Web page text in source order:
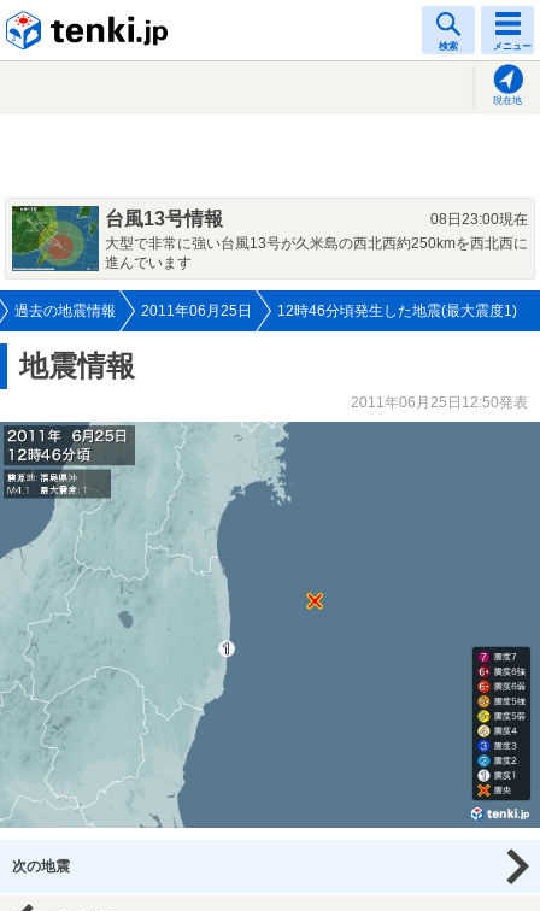
検索 メニュー
現在地
台風13号情報
08日23:00現在
大型で非常に強い台風13号が久米島の西北西約250kmを西北西に
進んでいます
過去の地震情報 2011年06月25日 12時46分頃発生した地震(最大震度1)
地震情報
2011年06月25日12:50発表
次の地震